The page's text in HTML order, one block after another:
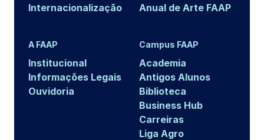
Internacionalização
Anual de Arte FAAP
A FAAP
Institucional
Informações Legais
Ouvidoria
Campus FAAP
Academia
Antigos Alunos
Biblioteca
Business Hub
Carreiras
Liga Agro